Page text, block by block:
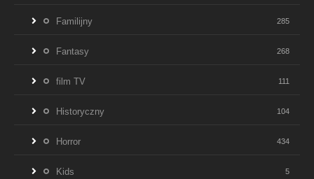
Familijny 285
Fantasy 268
film TV 111
Historyczny 104
Horror 434
Kids 5